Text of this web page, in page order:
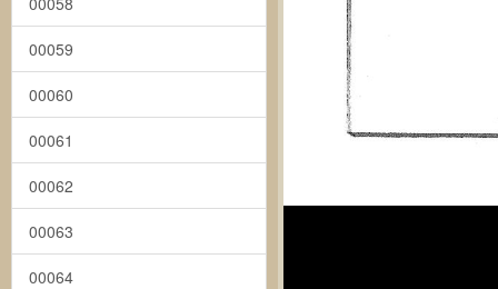
00059
00060
00061
00062
00063
00064